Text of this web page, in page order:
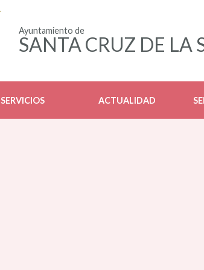
Ayuntamiento de
SANTA CRUZ DE LA
SERVICIOS ACTUALIDAD